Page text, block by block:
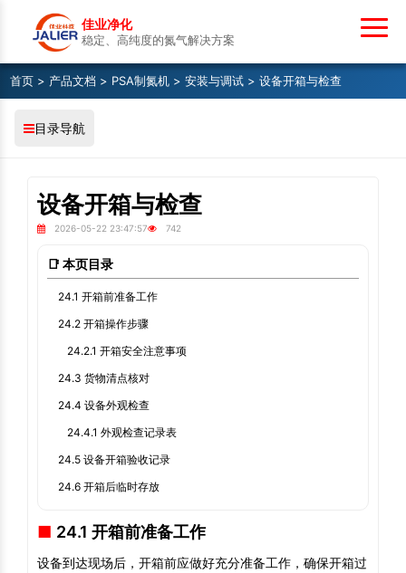
佳业净化
稳定、高纯度的氮气解决方案
首页 > 产品文档 > PSA制氮机 >安装与调试 > 设备开箱与检查
目录导航
设备开箱与检查
2026-05-22 23:47:57 742
📑 本页目录
24.1 开箱前准备工作
24.2 开箱操作步骤
24.2.1 开箱安全注意事项
24.3 货物清点核对
24.4 设备外观检查
24.4.1 外观检查记录表
24.5 设备开箱验收记录
24.6 开箱后临时存放
24.1 开箱前准备工作
设备到达现场后，开箱前应做好充分准备工作，确保开箱过